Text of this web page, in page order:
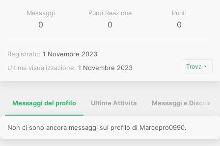
Messaggi
0
Punti Reazione
0
Punti
0
Registrato 1 Novembre 2023
Ultima visualizzazione 1 Novembre 2023 Trova
Messaggi del profilo Ultime Attività Messaggi e
Non ci sono ancora messaggi sul profilo di Marcopro0990.